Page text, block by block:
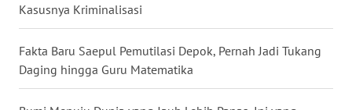
Kasusnya Kriminalisasi
Fakta Baru Saepul Pemutilasi Depok, Pernah Jadi Tukang
Daging hingga Guru Matematika
WN
LAMPUNG
WN
JATENG